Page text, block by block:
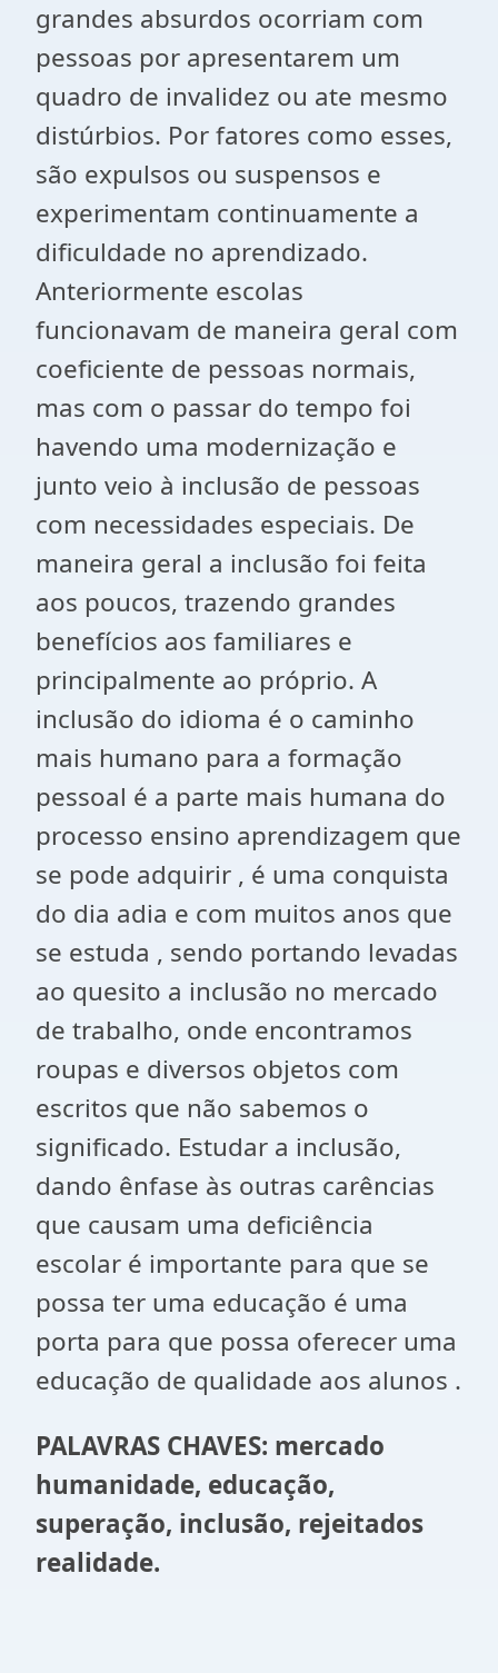
grandes absurdos ocorriam com
pessoas por apresentarem um
quadro de invalidez ou ate mesmo
distúrbios. Por fatores como esses,
são expulsos ou suspensos e
experimentam continuamente a
dificuldade no aprendizado.
Anteriormente escolas
funcionavam de maneira geral com
coeficiente de pessoas normais,
mas com o passar do tempo foi
havendo uma modernização e
junto veio à inclusão de pessoas
com necessidades especiais. De
maneira geral a inclusão foi feita
aos poucos, trazendo grandes
benefícios aos familiares e
principalmente ao próprio. A
inclusão do idioma é o caminho
mais humano para a formação
pessoal é a parte mais humana do
processo ensino aprendizagem que
se pode adquirir , é uma conquista
do dia adia e com muitos anos que
se estuda , sendo portando levadas
ao quesito a inclusão no mercado
de trabalho, onde encontramos
roupas e diversos objetos com
escritos que não sabemos o
significado. Estudar a inclusão,
dando ênfase às outras carências
que causam uma deficiência
escolar é importante para que se
possa ter uma educação é uma
porta para que possa oferecer uma
educação de qualidade aos alunos .
PALAVRAS CHAVES: mercado
humanidade, educação,
superação, inclusão, rejeitados
realidade.